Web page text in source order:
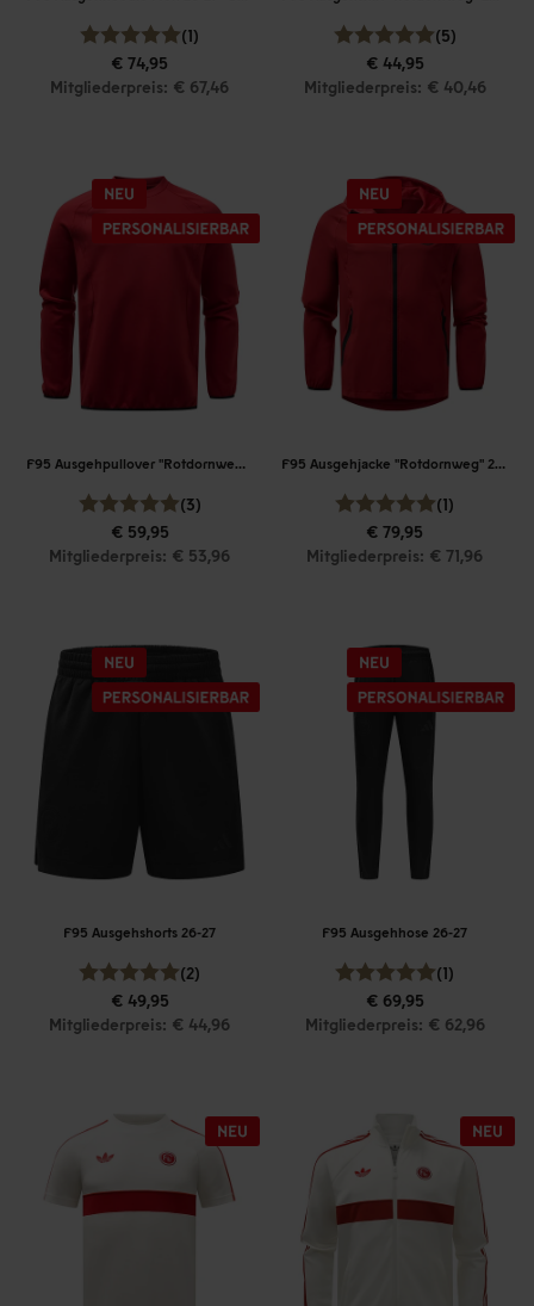
(1)
€ 74,95
Mitgliederpreis: € 67,46
(5)
€ 44,95
Mitgliederpreis: € 40,46
F95 Ausgehpullover "Rotdornweg" 26-27
(3)
€ 59,95
Mitgliederpreis: € 53,96
F95 Ausgehjacke "Rotdornweg" 26-27
(1)
€ 79,95
Mitgliederpreis: € 71,96
F95 Ausgehshorts 26-27
(2)
€ 49,95
Mitgliederpreis: € 44,96
F95 Ausgehhose 26-27
(1)
€ 69,95
Mitgliederpreis: € 62,96